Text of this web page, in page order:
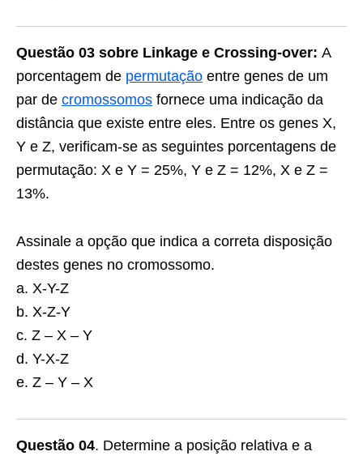
Questão 03 sobre Linkage e Crossing-over: A
porcentagem de permutação entre genes de um
par de cromossomos fornece uma indica­ção da
distância que existe entre eles. Entre os genes X,
Y e Z, verificam-se as seguintes por­centagens de
permutação: X e Y = 25%, Y e Z = 12%, X e Z =
13%.
Assinale a opção que indica a correta disposi­ção
destes genes no cromossomo.
a. X-Y-Z
b. X-Z-Y
c. Z – X – Y
d. Y-X-Z
e. Z – Y – X
Questão 04. Determine a posição relativa e a